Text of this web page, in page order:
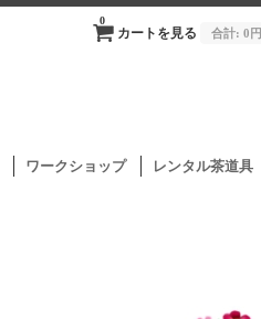
カートを見る
0
合計: 0円
ワークショップ レンタル茶道具